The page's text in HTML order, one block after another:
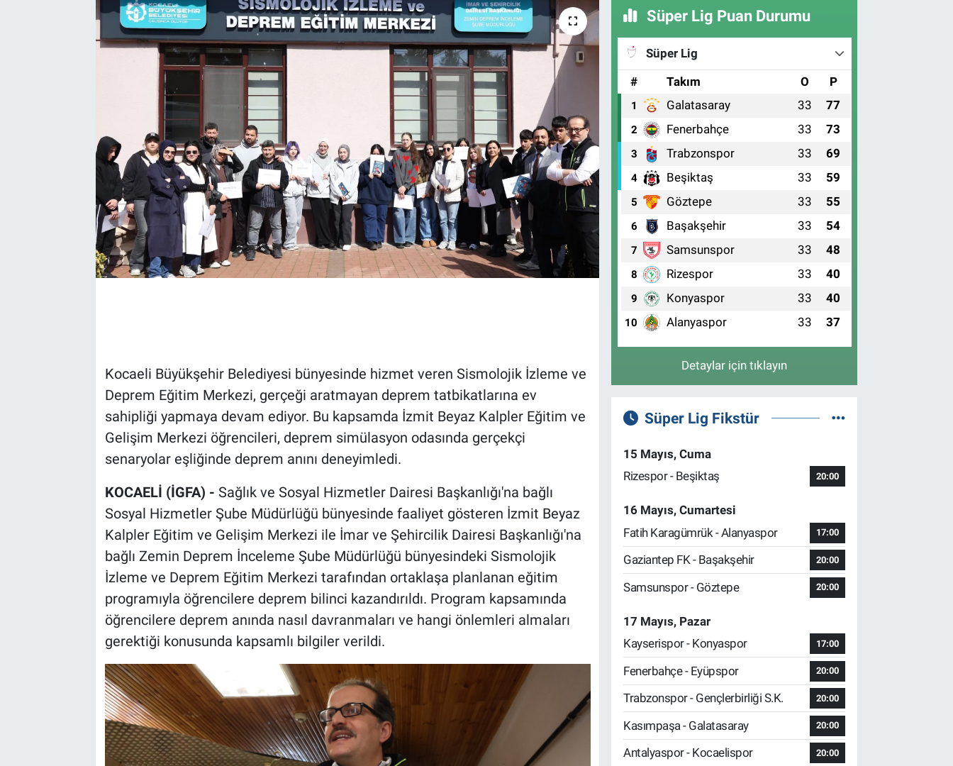
Kocaeli Büyükşehir Belediyesi bünyesinde hizmet veren Sismolojik İzleme ve
Deprem Eğitim Merkezi, gerçeği aratmayan deprem tatbikatlarına ev
sahipliği yapmaya devam ediyor. Bu kapsamda İzmit Beyaz Kalpler Eğitim ve
Gelişim Merkezi öğrencileri, deprem simülasyon odasında gerçekçi
senaryolar eşliğinde deprem anını deneyimledi.
KOCAELİ (İGFA) - Sağlık ve Sosyal Hizmetler Dairesi Başkanlığı'na bağlı
Sosyal Hizmetler Şube Müdürlüğü bünyesinde faaliyet gösteren İzmit Beyaz
Kalpler Eğitim ve Gelişim Merkezi ile İmar ve Şehircilik Dairesi Başkanlığı'na
bağlı Zemin Deprem İnceleme Şube Müdürlüğü bünyesindeki Sismolojik
İzleme ve Deprem Eğitim Merkezi tarafından ortaklaşa planlanan eğitim
programıyla öğrencilere deprem bilinci kazandırıldı. Program kapsamında
öğrencilere deprem anında nasıl davranmaları ve hangi önlemleri almaları
gerektiği konusunda kapsamlı bilgiler verildi.
Süper Lig Puan Durumu
Süper Lig
#
Takım O P
1 Galatasaray 33 77
2 Fenerbahçe 33 73
3 Trabzonspor 33 69
4 Beşiktaş 33 59
5 Göztepe 33 55
6 Başakşehir 33 54
7 Samsunspor 33 48
8 Rizespor 33 40
9 Konyaspor 33 40
10 Alanyaspor 33 37
Detaylar için tıklayın
Süper Lig Fikstür
15 Mayıs, Cuma
Rizespor - Beşiktaş
20:00
16 Mayıs, Cumartesi
Fatih Karagümrük - Alanyaspor
17:00
Gaziantep FK - Başakşehir 20:00
Samsunspor - Göztepe 20:00
17 Mayıs, Pazar
Kayserispor - Konyaspor
17:00
Fenerbahçe - Eyüpspor 20:00
Trabzonspor - Gençlerbirliği S.K. 20:00
Kasımpaşa - Galatasaray 20:00
Antalyaspor - Kocaelispor 20:00